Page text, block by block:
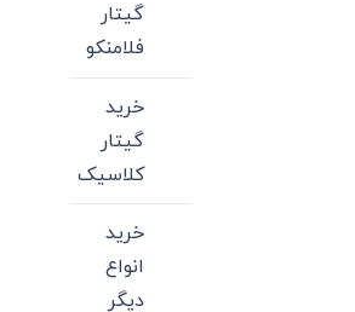
گیتار
فلامنکو
خرید
گیتار
کلاسیک
خرید
انواع
دیگر